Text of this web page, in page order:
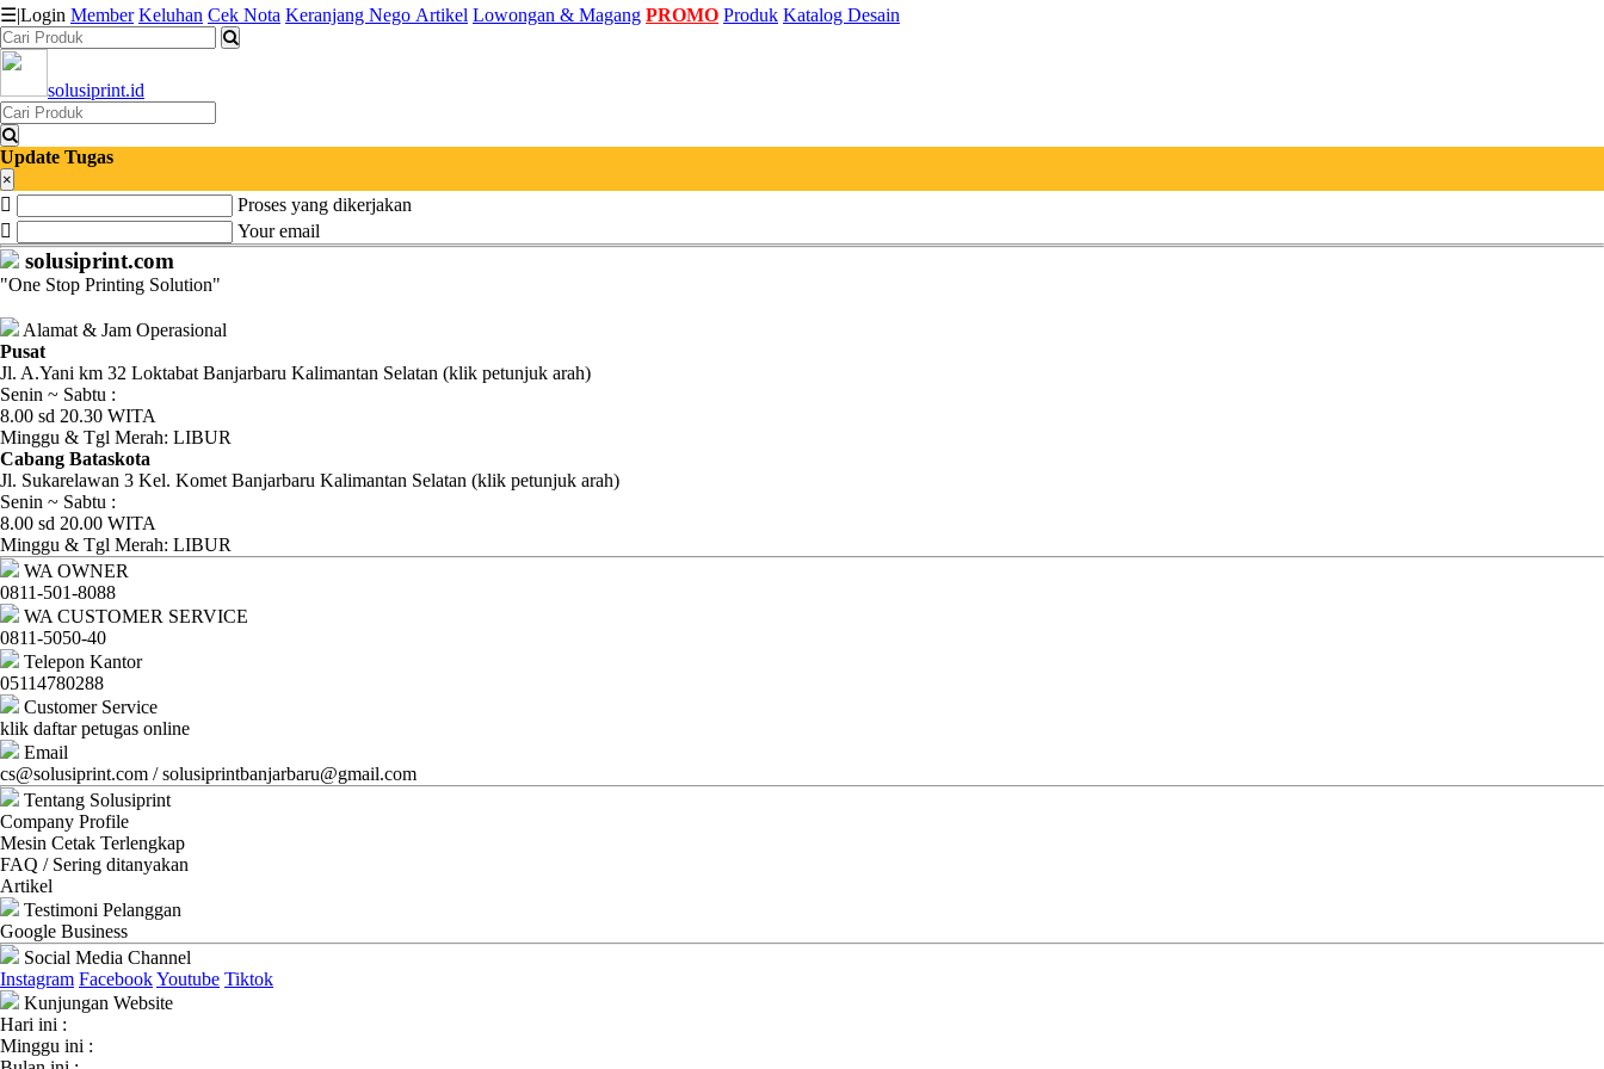
Katalog
Produk
Petugas
Riwayat
Transaksi
Tagihan
Berjalan
Pembayaran
Pendapatan
Fee
Ganti
Password
Logout
☰|Login Member Keluhan Cek Nota Keranjang Nego Artikel Lowongan & Magang PROMO Produk Katalog Desain
solusiprint.id
Update Tugas
×
Proses yang dikerjakan
Your email
solusiprint.com
"One Stop Printing Solution"
Alamat & Jam Operasional
Pusat
Jl. A.Yani km 32 Loktabat Banjarbaru Kalimantan Selatan (klik petunjuk arah)
Senin ~ Sabtu :
8.00 sd 20.30 WITA
Minggu & Tgl Merah: LIBUR
Cabang Bataskota
Jl. Sukarelawan 3 Kel. Komet Banjarbaru Kalimantan Selatan (klik petunjuk arah)
Senin ~ Sabtu :
8.00 sd 20.00 WITA
Minggu & Tgl Merah: LIBUR
WA OWNER
0811-501-8088
WA CUSTOMER SERVICE
0811-5050-40
Telepon Kantor
05114780288
Customer Service
klik daftar petugas online
Email
cs@solusiprint.com / solusiprintbanjarbaru@gmail.com
Tentang Solusiprint
Company Profile
Mesin Cetak Terlengkap
FAQ / Sering ditanyakan
Artikel
Testimoni Pelanggan
Google Business
Social Media Channel
Instagram FacebookYoutube Tiktok
Kunjungan Website
Hari ini :
Minggu ini :